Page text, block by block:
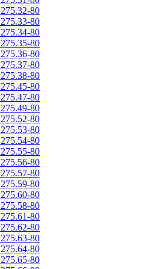
80
80
80
80
80
80
80
80
80
80
80
80
80
80
80
80
80
80
80
80
80
80
80
80